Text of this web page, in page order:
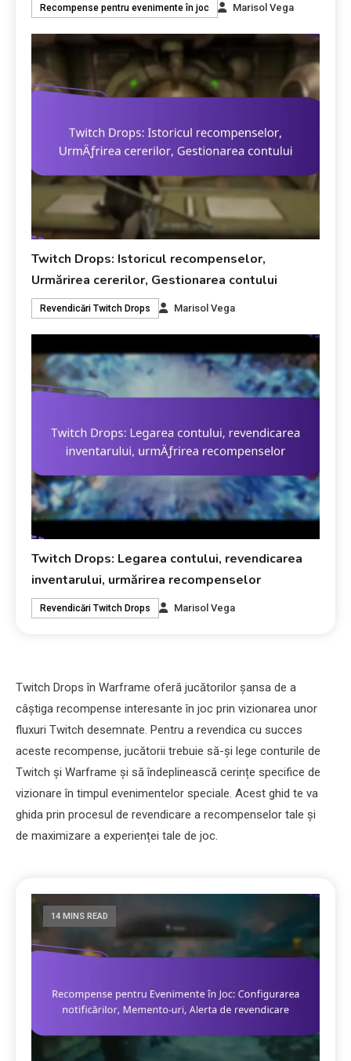
Recompense pentru evenimente în joc Marisol Vega
Twitch Drops: Istoricul recompenselor,
Urmărirea cererilor, Gestionarea contului
Revendicări Twitch Drops Marisol Vega
Twitch Drops: Legarea contului, revendicarea
inventarului, urmărirea recompenselor
Revendicări Twitch Drops Marisol Vega
Twitch Drops în Warframe oferă jucătorilor șansa de a
câștiga recompense interesante în joc prin vizionarea unor
fluxuri Twitch desemnate. Pentru a revendica cu succes
aceste recompense, jucătorii trebuie să-și lege conturile de
Twitch și Warframe și să îndeplinească cerințe specifice de
vizionare în timpul evenimentelor speciale. Acest ghid te va
ghida prin procesul de revendicare a recompenselor tale și
de maximizare a experienței tale de joc.
14 MINS READ